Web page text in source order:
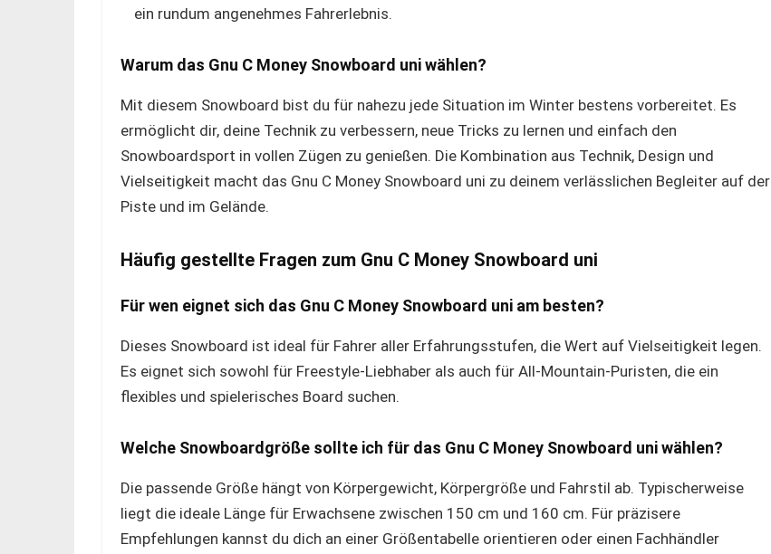
ein rundum angenehmes Fahrerlebnis.
Warum das Gnu C Money Snowboard uni wählen?
Mit diesem Snowboard bist du für nahezu jede Situation im Winter bestens vorbereitet. Es
ermöglicht dir, deine Technik zu verbessern, neue Tricks zu lernen und einfach den
Snowboardsport in vollen Zügen zu genießen. Die Kombination aus Technik, Design und
Vielseitigkeit macht das Gnu C Money Snowboard uni zu deinem verlässlichen Begleiter auf der
Piste und im Gelände.
Häufig gestellte Fragen zum Gnu C Money Snowboard uni
Für wen eignet sich das Gnu C Money Snowboard uni am besten?
Dieses Snowboard ist ideal für Fahrer aller Erfahrungsstufen, die Wert auf Vielseitigkeit legen.
Es eignet sich sowohl für Freestyle-Liebhaber als auch für All-Mountain-Puristen, die ein
flexibles und spielerisches Board suchen.
Welche Snowboardgröße sollte ich für das Gnu C Money Snowboard uni wählen?
Die passende Größe hängt von Körpergewicht, Körpergröße und Fahrstil ab. Typischerweise
liegt die ideale Länge für Erwachsene zwischen 150 cm und 160 cm. Für präzisere
Empfehlungen kannst du dich an einer Größentabelle orientieren oder einen Fachhändler